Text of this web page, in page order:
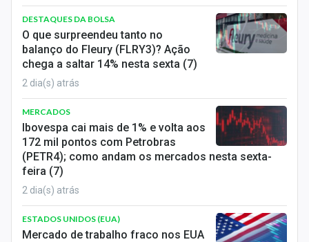
DESTAQUES DA BOLSA
O que surpreendeu tanto no
balanço do Fleury (FLRY3)? Ação
chega a saltar 14% nesta sexta (7)
2 dia(s) atrás
MERCADOS
Ibovespa cai mais de 1% e volta aos
172 mil pontos com Petrobras
(PETR4); como andam os mercados nesta sexta-
feira (7)
2 dia(s) atrás
ESTADOS UNIDOS (EUA)
Mercado de trabalho fraco nos EUA